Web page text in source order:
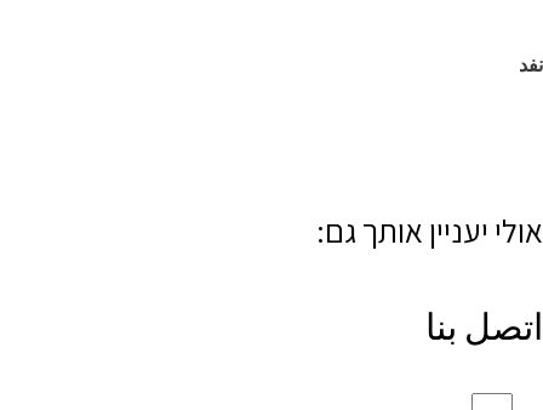
نفد
אולי יעניין אותך גם:
اتصل بنا